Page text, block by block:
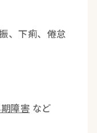
、下痢、倦怠
障害 など